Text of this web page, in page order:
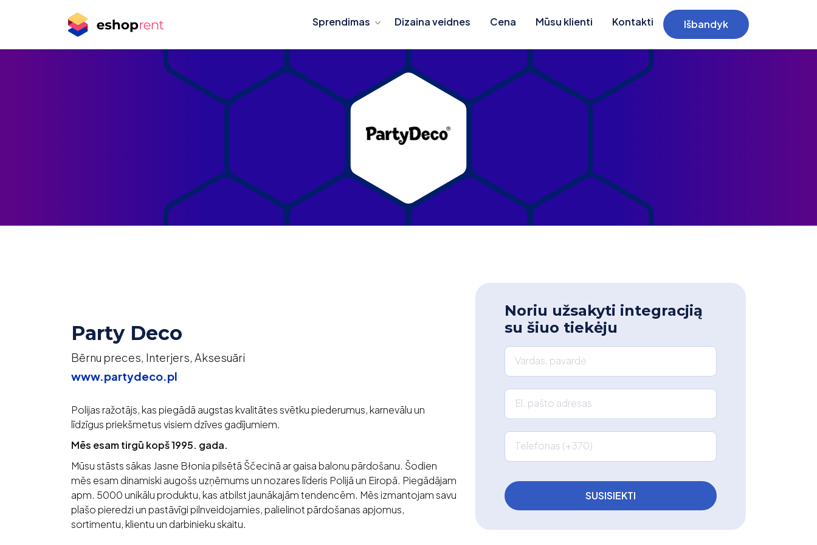
Sprendimas Dizaina veidnes Cena Mūsu klienti Kontakti Išbandyk
Party Deco
Bērnu preces, Interjers, Aksesuāri
www.partydeco.pl
Polijas ražotājs, kas piegādā augstas kvalitātes svētku piederumus, karnevālu un
līdzīgus priekšmetus visiem dzīves gadījumiem.
Mēs esam tirgū kopš 1995. gada.
Mūsu stāsts sākas Jasne Błonia pilsētā Ščecinā ar gaisa balonu pārdošanu. Šodien
mēs esam dinamiski augošs uzņēmums un nozares līderis Polijā un Eiropā. Piegādājam
apm. 5000 unikālu produktu, kas atbilst jaunākajām tendencēm. Mēs izmantojam savu
plašo pieredzi un pastāvīgi pilnveidojamies, palielinot pārdošanas apjomus,
sortimentu, klientu un darbinieku skaitu.
Noriu užsakyti integracjią
su šiuo tiekėju
Vardas, pavardė
El. pašto adresas
Telefonas (+370)